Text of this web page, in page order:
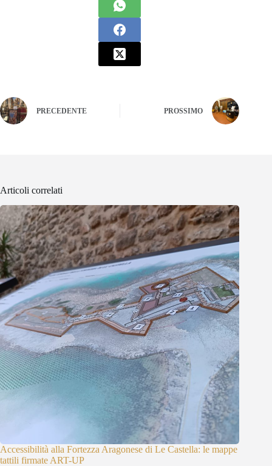
PRECEDENTE PROSSIMO
Articoli correlati
Accessibilità alla Fortezza Aragonese di Le Castella: le mappe
tattili firmate ART-UP